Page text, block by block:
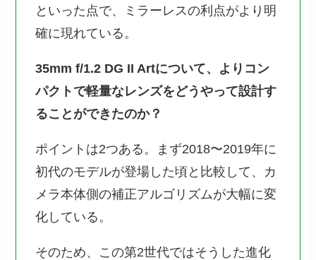
といった点で、ミラーレスの利点がより明
確に現れている。
35mm f/1.2 DG II Artについて、よりコン
パクトで軽量なレンズをどうやって設計す
ることができたのか？
ポイントは2つある。まず2018〜2019年に
初代のモデルが登場した頃と比較して、カ
メラ本体側の補正アルゴリズムが大幅に変
化している。
そのため、この第2世代ではそうした進化